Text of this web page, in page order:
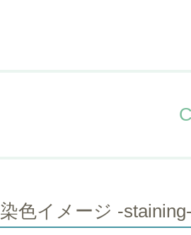
染色イメージ -